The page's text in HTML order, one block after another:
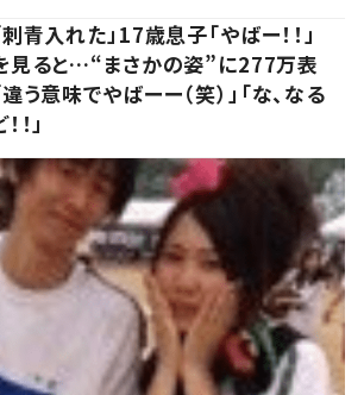
青入れた」17歳息子「やばー！！」
見ると…“まさかの姿”に277万表
う意味でやばーー（笑）」「な、なる
！」